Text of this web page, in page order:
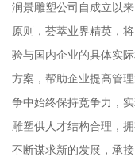
润景雕塑公司自成立以
原则，荟萃业界精英，
验与国内企业的具体实
方案，帮助企业提高管
争中始终保持竞争力，
雕塑供人才结构合理，
不断谋求新的发展，承